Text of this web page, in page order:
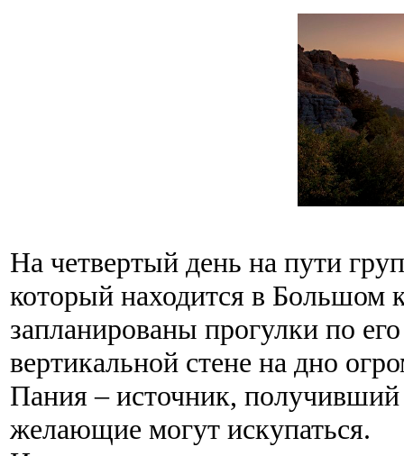
На четвертый день на пути
который находится в
запланированы прогулки по
вертикальной стене на дно
Пания – источник,
желающие могут искупаться.